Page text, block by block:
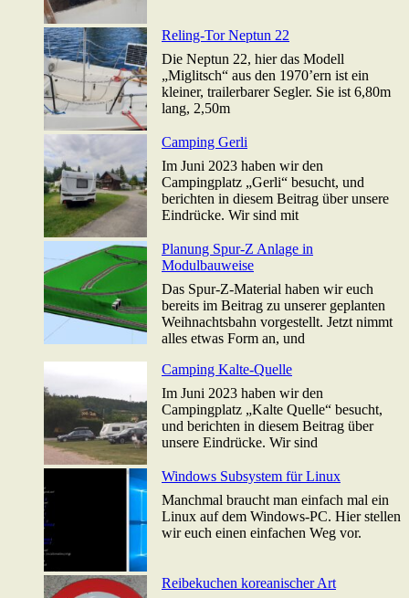
Reling-Tor Neptun 22
Die Neptun 22, hier das Modell
„Miglitsch“ aus den 1970’ern ist ein
kleiner, trailerbarer Segler. Sie ist 6,80m
lang, 2,50m
Camping Gerli
Im Juni 2023 haben wir den
Campingplatz „Gerli“ besucht, und
berichten in diesem Beitrag über unsere
Eindrücke. Wir sind mit
Planung Spur-Z Anlage in
Modulbauweise
Das Spur-Z-Material haben wir euch
bereits im Beitrag zu unserer geplanten
Weihnachtsbahn vorgestellt. Jetzt nimmt
alles etwas Form an, und
Camping Kalte-Quelle
Im Juni 2023 haben wir den
Campingplatz „Kalte Quelle“ besucht,
und berichten in diesem Beitrag über
unsere Eindrücke. Wir sind
Windows Subsystem für Linux
Manchmal braucht man einfach mal ein
Linux auf dem Windows-PC. Hier stellen
wir euch einen einfachen Weg vor.
Reibekuchen koreanischer Art